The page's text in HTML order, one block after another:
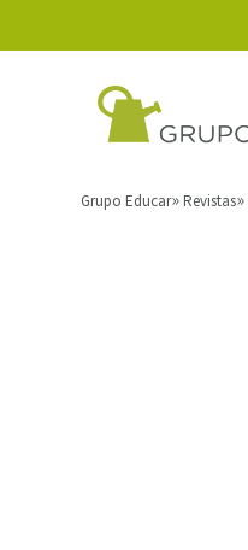
Grupo Educar Revistas